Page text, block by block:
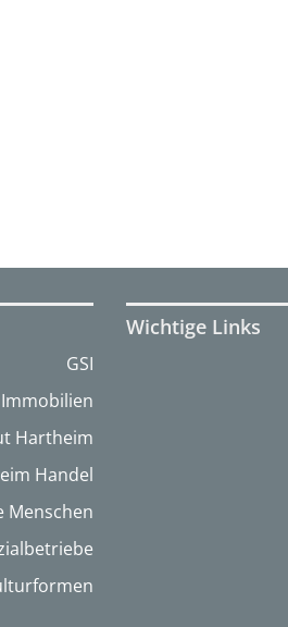
GSI
Immobilien
Hartheim
Handel
Menschen
Wichtige Links